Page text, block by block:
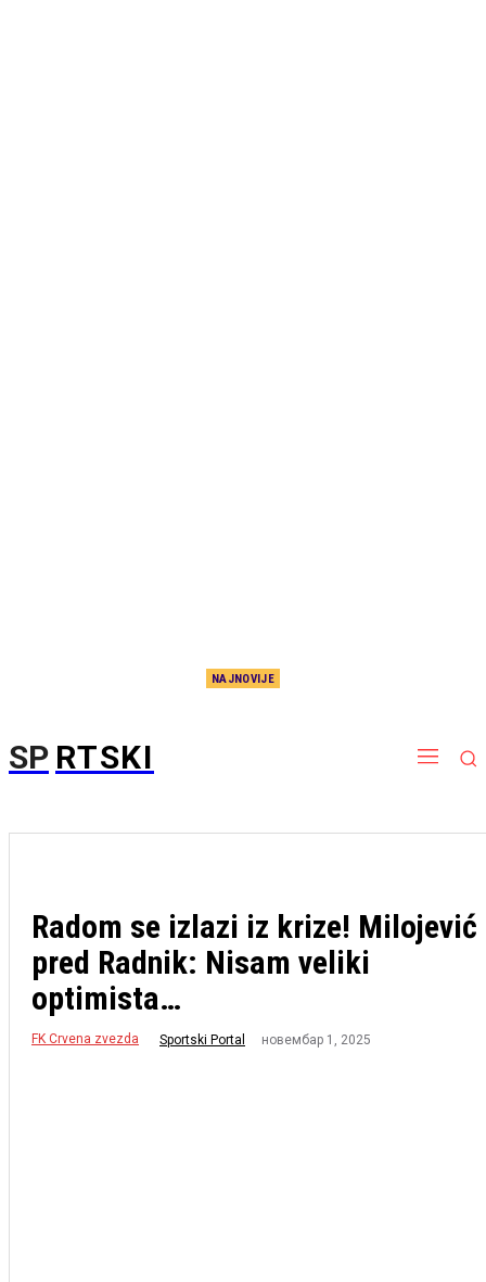
NAJNOVIJE
SP RTSKI
Radom se izlazi iz krize! Milojević
pred Radnik: Nisam veliki
optimista…
FK Crvena zvezda Sportski Portal новембар 1, 2025